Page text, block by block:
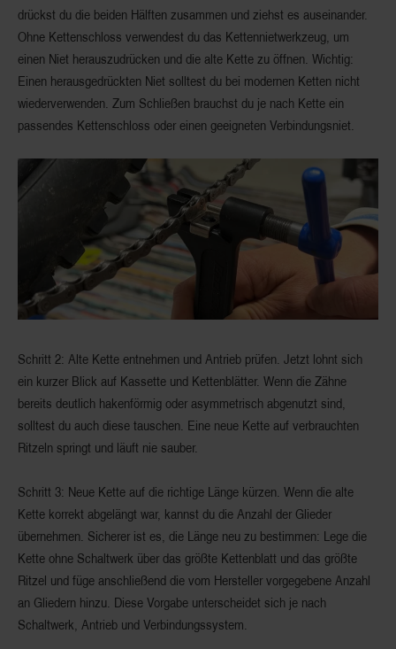
drückst du die beiden Hälften zusammen und ziehst es auseinander.
Ohne Kettenschloss verwendest du das Kettennietwerkzeug, um
einen Niet herauszudrücken und die alte Kette zu öffnen. Wichtig:
Einen herausgedrückten Niet solltest du bei modernen Ketten nicht
wiederverwenden. Zum Schließen brauchst du je nach Kette ein
passendes Kettenschloss oder einen geeigneten Verbindungsniet.
Schritt 2: Alte Kette entnehmen und Antrieb prüfen. Jetzt lohnt sich
ein kurzer Blick auf Kassette und Kettenblätter. Wenn die Zähne
bereits deutlich hakenförmig oder asymmetrisch abgenutzt sind,
solltest du auch diese tauschen. Eine neue Kette auf verbrauchten
Ritzeln springt und läuft nie sauber.
Schritt 3: Neue Kette auf die richtige Länge kürzen. Wenn die alte
Kette korrekt abgelängt war, kannst du die Anzahl der Glieder
übernehmen. Sicherer ist es, die Länge neu zu bestimmen: Lege die
Kette ohne Schaltwerk über das größte Kettenblatt und das größte
Ritzel und füge anschließend die vom Hersteller vorgegebene Anzahl
an Gliedern hinzu. Diese Vorgabe unterscheidet sich je nach
Schaltwerk, Antrieb und Verbindungssystem.